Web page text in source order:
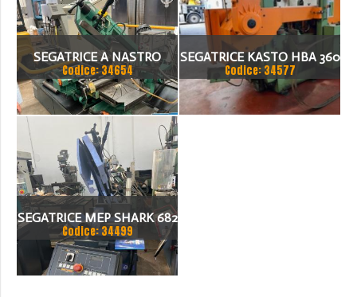
SEGATRICE A NASTRO
BROWN 270/S
Codice: 34654
SEGATRICE KASTO HBA 360
AU NUMERO DI SERIE 108
Codice: 34577
SEGATRICE MEP SHARK 682
Codice: 34499